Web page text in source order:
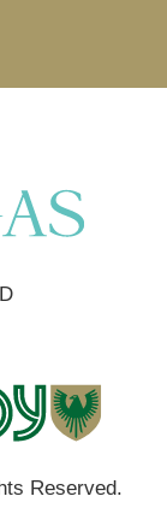
Reserved.